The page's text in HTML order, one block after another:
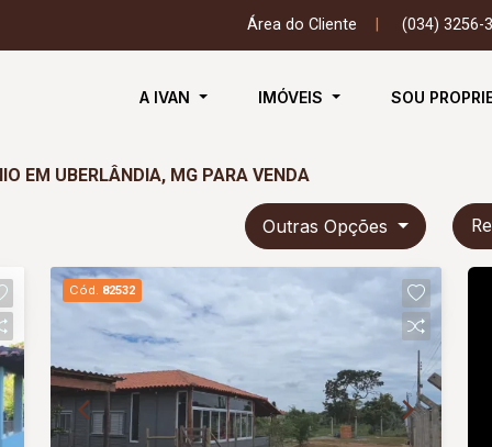
Área do Cliente (034) 3256-
A IVAN IMÓVEIS SOU
EM UBERLÂNDIA, MG PARA VENDA
Outras Opções
Cód. 82532